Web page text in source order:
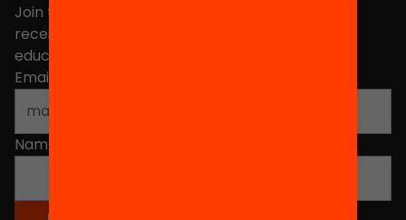
Join the more than 40,000 people who already
receive news about initiatives and projects for
educational change in Catalonia.
Email address
Name